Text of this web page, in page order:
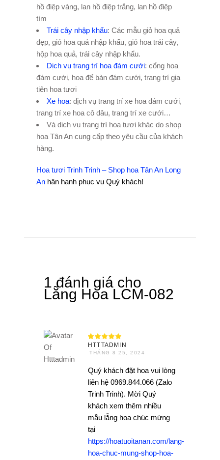
hồ điệp vàng, lan hồ điệp trắng, lan hồ điệp
tím
Trái cây nhập khẩu: Các mẫu giỏ hoa quả
đẹp, giỏ hoa quả nhập khẩu, giỏ hoa trái cây,
hộp hoa quả, trái cây nhập khẩu.
Dịch vụ trang trí hoa đám cưới: cổng hoa
đám cưới, hoa để bàn đám cưới, trang trí gia
tiên hoa tươi
Xe hoa: dịch vụ trang trí xe hoa đám cưới,
trang trí xe hoa cô dâu, trang trí xe cưới…
Và dịch vụ trang trí hoa tươi khác do shop
hoa Tân An cung cấp theo yêu cầu của khách
hàng.
Hoa tươi Trinh Trinh – Shop hoa Tân An Long
An hân hạnh phục vụ Quý khách!
1 đánh giá cho
Lẵng Hoa LCM-082
xếp
hạng 5
5 sao
HTTTADMIN
THÁNG 8 25, 2024
Quý khách đặt hoa vui lòng
liên hệ 0969.844.066 (Zalo
Trinh Trinh). Mời Quý
khách xem thêm nhiều
mẫu lẵng hoa chúc mừng
tại
https://hoatuoitanan.com/lang-
hoa-chuc-mung-shop-hoa-